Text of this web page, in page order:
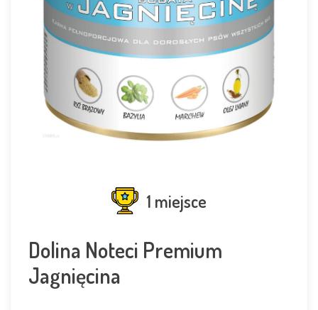
1 miejsce
Dolina Noteci Premium
Jagnięcina